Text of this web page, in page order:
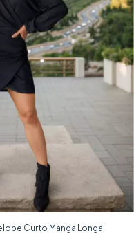
Curto Manga Longa